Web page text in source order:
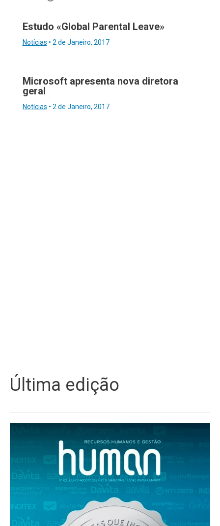
Estudo «Global Parental Leave»
Notícias • 2 de Janeiro, 2017
Microsoft apresenta nova diretora
geral
Notícias • 2 de Janeiro, 2017
Última edição